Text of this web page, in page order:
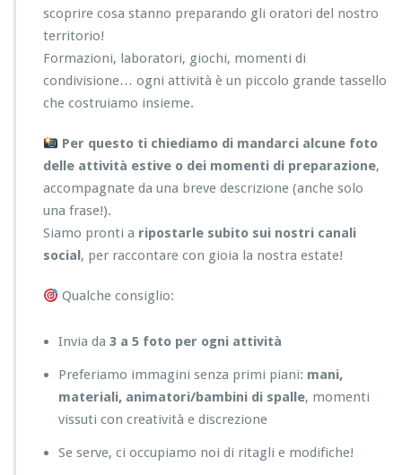
scoprire cosa stanno preparando gli oratori del nostro
territorio!
Formazioni, laboratori, giochi, momenti di
condivisione… ogni attività è un piccolo grande tassello
che costruiamo insieme.
Per questo ti chiediamo di mandarci alcune foto
delle attività estive o dei momenti di preparazione,
accompagnate da una breve descrizione (anche solo
una frase!).
Siamo pronti a ripostarle subito sui nostri canali
social, per raccontare con gioia la nostra estate!
Qualche consiglio:
Invia da 3 a 5 foto per ogni attività
Preferiamo immagini senza primi piani: mani,
materiali, animatori/bambini di spalle, momenti
vissuti con creatività e discrezione
Se serve, ci occupiamo noi di ritagli e modifiche!